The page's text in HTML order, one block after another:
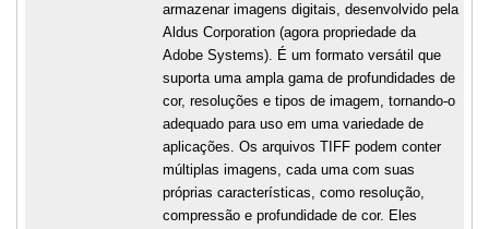
armazenar imagens digitais, desenvolvido pela
Aldus Corporation (agora propriedade da
Adobe Systems). É um formato versátil que
suporta uma ampla gama de profundidades de
cor, resoluções e tipos de imagem, tornando-o
adequado para uso em uma variedade de
aplicações. Os arquivos TIFF podem conter
múltiplas imagens, cada uma com suas
próprias características, como resolução,
compressão e profundidade de cor. Eles